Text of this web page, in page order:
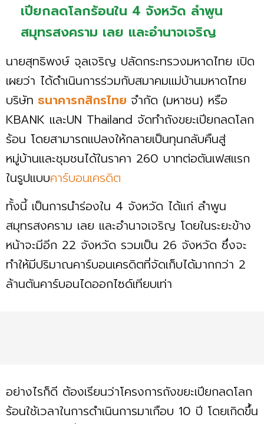
เปียกลดโลกร้อนใน 4 จังหวัด ลำพูน
สมุทรสงคราม เลย และอำนาจเจริญ
นายสุทธิพงษ์ จุลเจริญ ปลัดกระทรวงมหาดไทย เปิด
เผยว่า ได้ดำเนินการร่วมกับสมาคมแม่บ้านมหาดไทย
บริษัท ธนาคารกสิกรไทย จำกัด (มหาชน) หรือ
KBANK และUN Thailand จัดทำถังขยะเปียกลดโลก
ร้อน โดยสามารถแปลงให้กลายเป็นทุนกลับคืนสู่
หมู่บ้านและชุมชนได้ในราคา 260 บาทต่อตันเฟสแรก
ในรูปแบบคาร์บอนเครดิต
ทั้งนี้ เป็นการนำร่องใน 4 จังหวัด ได้แก่ ลำพูน
สมุทรสงคราม เลย และอำนาจเจริญ โดยในระยะข้าง
หน้าจะมีอีก 22 จังหวัด รวมเป็น 26 จังหวัด ซึ่งจะ
ทำให้มีปริมาณคาร์บอนเครดิตที่จัดเก็บได้มากกว่า 2
ล้านตันคาร์บอนไดออกไซด์เทียบเท่า
อย่างไรก็ดี ต้องเรียนว่าโครงการถังขยะเปียกลดโลก
ร้อนใช้เวลาในการดำเนินการมาเกือบ 10 ปี โดยเกิดขึ้น